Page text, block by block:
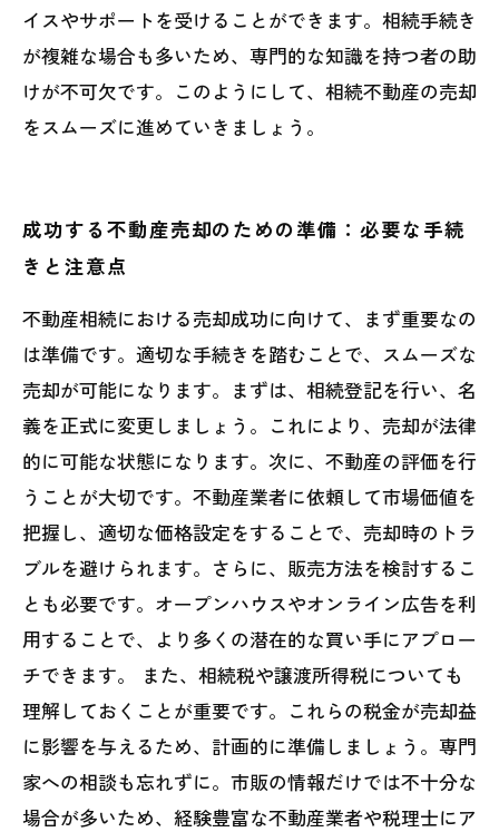
イスやサポートを受けることができます。相続手続き
が複雑な場合も多いため、専門的な知識を持つ者の助
けが不可欠です。このようにして、相続不動産の売却
をスムーズに進めていきましょう。
成功する不動産売却のための準備：必要な手続
きと注意点
不動産相続における売却成功に向けて、まず重要なの
は準備です。適切な手続きを踏むことで、スムーズな
売却が可能になります。まずは、相続登記を行い、名
義を正式に変更しましょう。これにより、売却が法律
的に可能な状態になります。次に、不動産の評価を行
うことが大切です。不動産業者に依頼して市場価値を
把握し、適切な価格設定をすることで、売却時のトラ
ブルを避けられます。さらに、販売方法を検討するこ
とも必要です。オープンハウスやオンライン広告を利
用することで、より多くの潜在的な買い手にアプロー
チできます。 また、相続税や譲渡所得税についても
理解しておくことが重要です。これらの税金が売却益
に影響を与えるため、計画的に準備しましょう。専門
家への相談も忘れずに。市販の情報だけでは不十分な
場合が多いため、経験豊富な不動産業者や税理士にア